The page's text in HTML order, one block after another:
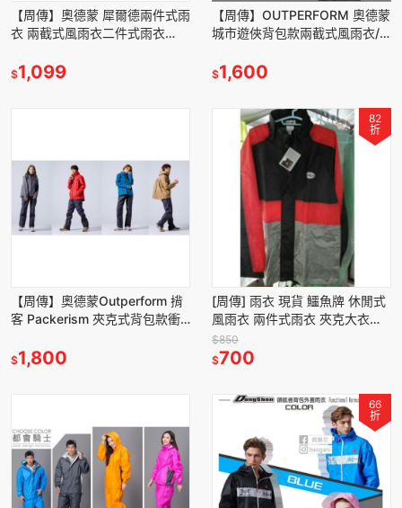
【周傳】奧德蒙 犀爾德兩件式雨
衣 兩截式風雨衣二件式雨衣
山雨衣 外送員雨衣
$1,099
【周傳】OUTPERFORM 奧德蒙
城市遊俠背包款兩截式風雨衣/
$1,600
【周傳】奧德蒙Outperform 揹
客 Packerism 夾克式背包款衝
$1,800
82
折
[周傳] 雨衣 現貨 鱷魚牌 休閒式
風雨衣 兩件式雨衣 夾克大衣雨
衣 外送員雨衣 機車雨衣 成人雨
衣 二件式雨衣 現貨
$850
$700
66
折